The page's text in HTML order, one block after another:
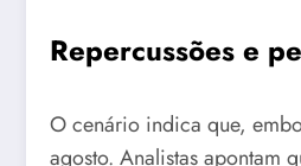
Repercussões e
O cenário indica que,
agosto. Analistas apontam